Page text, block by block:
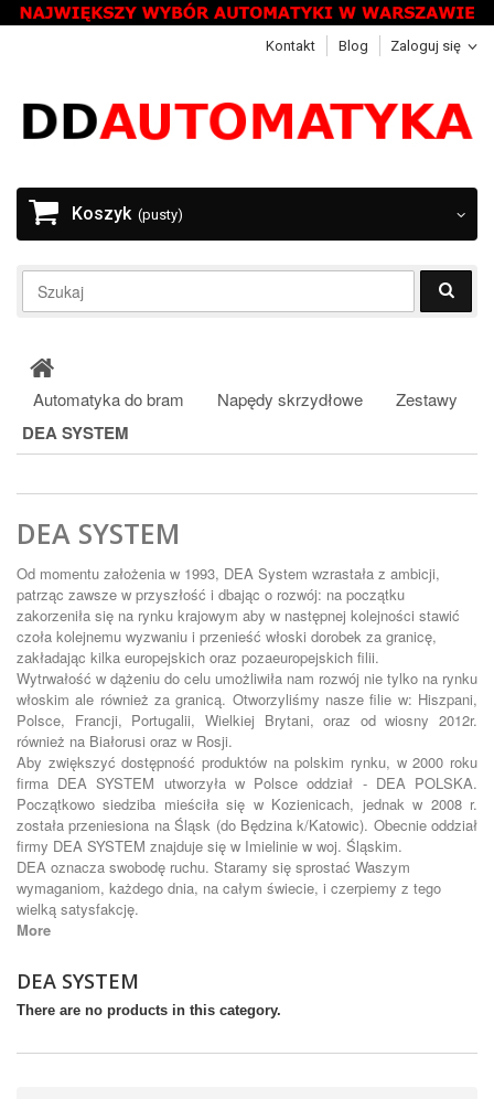
Zaloguj się
Kontakt Blog
Koszyk (pusty)
Automatyka do bram Napędy skrzydłowe Zestawy
DEA SYSTEM
DEA SYSTEM
Od momentu założenia w 1993, DEA System wzrastała z ambicji,
patrząc zawsze w przyszłość i dbając o rozwój: na początku
zakorzeniła się na rynku krajowym aby w następnej kolejności stawić
czoła kolejnemu wyzwaniu i przenieść włoski dorobek za granicę,
zakładając kilka europejskich oraz pozaeuropejskich filii.
Wytrwałość w dążeniu do celu umożliwiła nam rozwój nie tylko na rynku
włoskim ale również za granicą. Otworzyliśmy nasze filie w: Hiszpani,
Polsce, Francji, Portugalii, Wielkiej Brytani, oraz od wiosny 2012r.
również na Białorusi oraz w Rosji.
Aby zwiększyć dostępność produktów na polskim rynku, w 2000 roku
firma DEA SYSTEM utworzyła w Polsce oddział - DEA POLSKA.
Początkowo siedziba mieściła się w Kozienicach, jednak w 2008 r.
została przeniesiona na Śląsk (do Będzina k/Katowic). Obecnie oddział
firmy DEA SYSTEM znajduje się w Imielinie w woj. Śląskim.
DEA oznacza swobodę ruchu. Staramy się sprostać Waszym
wymaganiom, każdego dnia, na całym świecie, i czerpiemy z tego
wielką satysfakcję.
More
DEA SYSTEM
There are no products in this category.